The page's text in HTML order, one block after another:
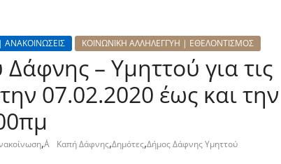
ΚΟΙΝΩΝΙΚΗ ΑΛΛΗΛΕΓΓΥΗ | ΕΘΕΛΟΝΤΙΣΜΟΣ
– Υμηττού για τις
07.02.2020 έως και την
,Α΄ Καπή Δάφνης,Δημότες,Δήμος Δάφνης Υμηττού